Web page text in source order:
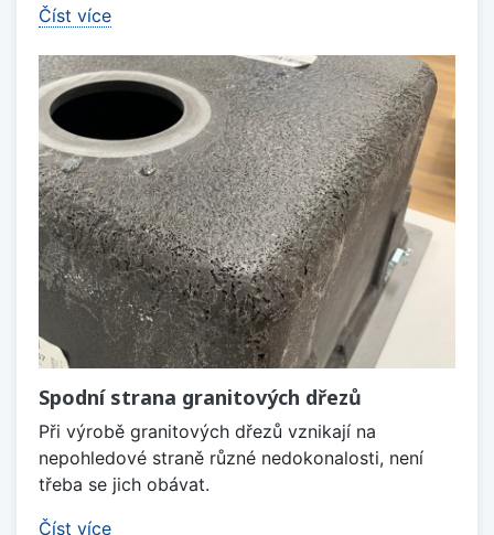
Číst více
Spodní strana granitových dřezů
Při výrobě granitových dřezů vznikají na
nepohledové straně různé nedokonalosti, není
třeba se jich obávat.
Číst více